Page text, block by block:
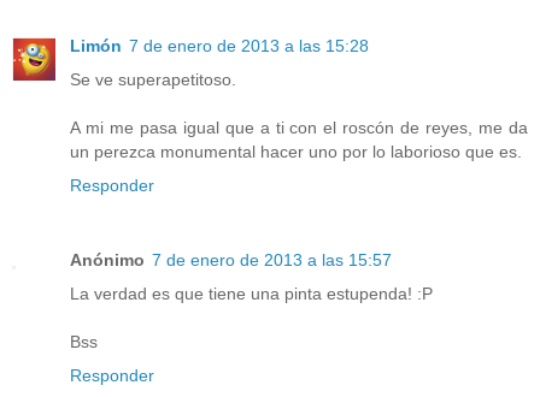
Limón 7 de enero de 2013 a las 15:28
Se ve superapetitoso.
A mi me pasa igual que a ti con el roscón de reyes, me da
un perezca monumental hacer uno por lo laborioso que es.
Responder
Anónimo 7 de enero de 2013 a las 15:57
La verdad es que tiene una pinta estupenda! :P
Bss
Responder